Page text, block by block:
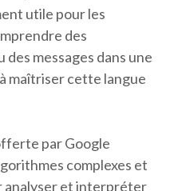
utile pour les
des
messages dans une
maîtriser cette langue
par Google
complexes et
analyser et interpréter